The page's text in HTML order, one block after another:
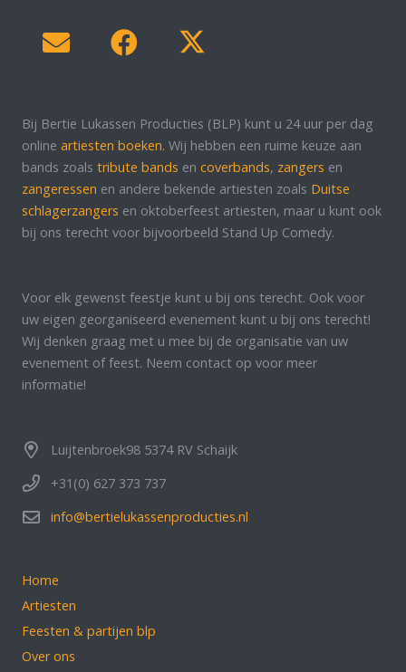
Bij Bertie Lukassen Producties (BLP) kunt u 24 uur per dag
online artiesten boeken. Wij hebben een ruime keuze aan
bands zoals tribute bands en coverbands, zangers en
zangeressen en andere bekende artiesten zoals Duitse
schlagerzangers en oktoberfeest artiesten, maar u kunt ook
bij ons terecht voor bijvoorbeeld Stand Up Comedy.
Voor elk gewenst feestje kunt u bij ons terecht. Ook voor
uw eigen georganiseerd evenement kunt u bij ons terecht!
Wij denken graag met u mee bij de organisatie van uw
evenement of feest. Neem contact op voor meer
informatie!
Luijtenbroek98 5374 RV Schaijk
+31(0) 627 373 737
info@bertielukassenproducties.nl
Home
Artiesten
Feesten & partijen blp
Over ons